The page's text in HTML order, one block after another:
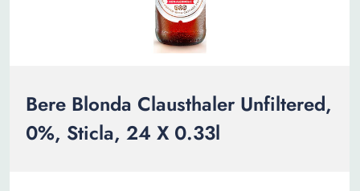
Bere Blonda Clausthaler Unfiltered,
0%, Sticla, 24 X 0.33l